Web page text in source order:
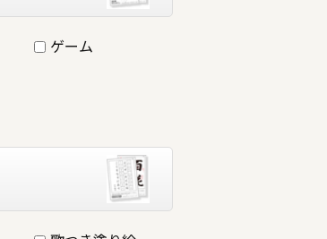
ゲーム